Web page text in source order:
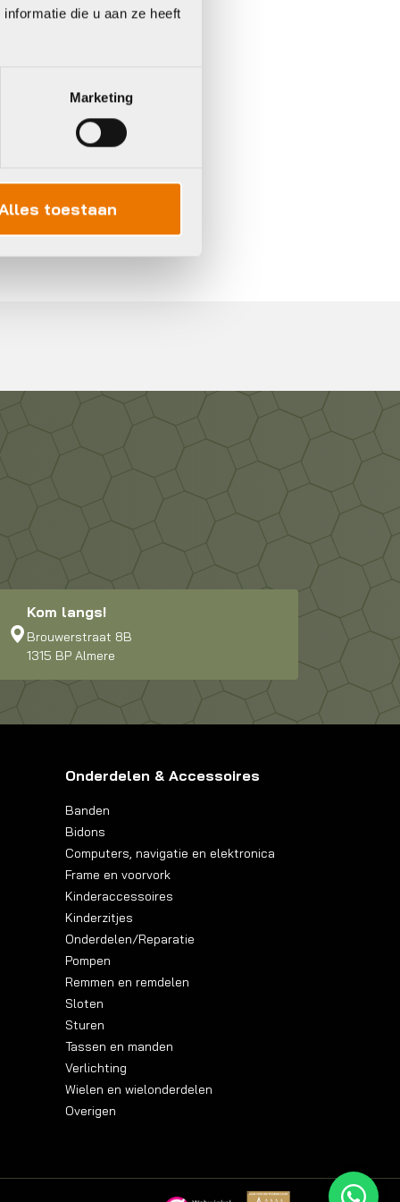
die u aan ze heeft
Marketing
toestaan
In 3 keer betalen,
Kom langs!
Brouwerstraat 8B
1315 BP Almere
Onderdelen & Accessoires
Banden
Bidons
Computers, navigatie en elektronica
Frame en voorvork
Kinderaccessoires
Kinderzitjes
Onderdelen/Reparatie
Pompen
Remmen en remdelen
Sloten
Sturen
Tassen en manden
Verlichting
Wielen en wielonderdelen
Overigen